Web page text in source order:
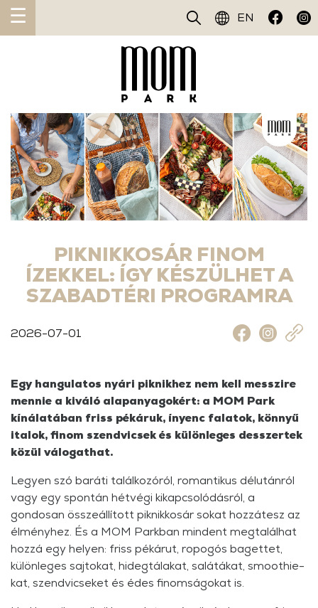
EN
☰
2026-07-01
PIKNIKKOSÁR FINOM
ÍZEKKEL: ÍGY KÉSZÜLHET A
SZABADTÉRI PROGRAMRA
Egy hangulatos nyári piknikhez nem kell messzire
mennie a kiváló alapanyagokért: a MOM Park
kínálatában friss pékáruk, ínyenc falatok, könnyű
italok, finom szendvicsek és különleges desszertek
közül válogathat.
Legyen szó baráti találkozóról, romantikus délutánról
vagy egy spontán hétvégi kikapcsolódásról, a
gondosan összeállított piknikkosár sokat hozzátesz az
élményhez. És a MOM Parkban mindent megtalálhat
hozzá egy helyen: friss pékárut, ropogós bagettet,
különleges sajtokat, hidegtálakat, salátákat, smoothie-
kat, szendvicseket és édes finomságokat is.